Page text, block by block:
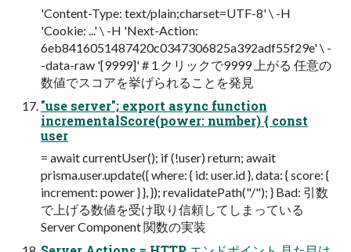
'Content-Type: text/plain;charset=UTF-8' \ -H
'Cookie: ...' \ -H 'Next-Action:
6eb8416051487420c0347306825a392adf55f29e' \ -
-data-raw '[9999]' # 1 クリックで9999 上がる 任意の
数値でスコアを挙げられることを発見
"use server"; export async function
incrementalScore(power: number) { const
user
= await currentUser(); if (!user) return; await
prisma.user.update({ where: { id: user.id }, data: { score: {
increment: power } }, }); revalidatePath("/"); } Bad: 引数
で上げる数値を受け取り信頼してしまっている
Server Component 関数の実装